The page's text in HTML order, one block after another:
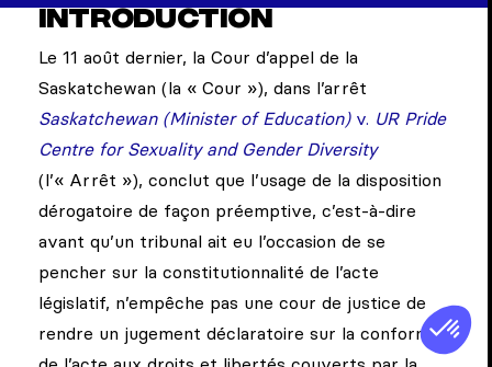
INTRODUCTION
Le 11 août dernier, la Cour d’appel de la
Saskatchewan (la « Cour »), dans l’arrêt
Saskatchewan (Minister of Education)v. UR Pride
Centre for Sexuality and Gender Diversity
(l’« Arrêt »), conclut que l’usage de la disposition
dérogatoire de façon préemptive, c’est-à-dire
avant qu’un tribunal ait eu l’occasion de se
pencher sur la constitutionnalité de l’acte
législatif, n’empêche pas une cour de justice de
rendre un jugement déclaratoire sur la conformité